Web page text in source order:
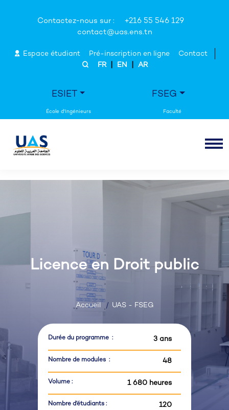
Contactez-nous sur :
+216 55 546 129
contact@uas.ens.tn
Espace étudiant Pré-inscription en ligne
Contact
FR
EN AR
ESIET FSEG
Licence en Droit public
Accueil UAS - FSEG
Durée du programme : 3 ans
Nombre de modules : 48
Volume : 1 680 heures
Nombre d’étudiants : 120